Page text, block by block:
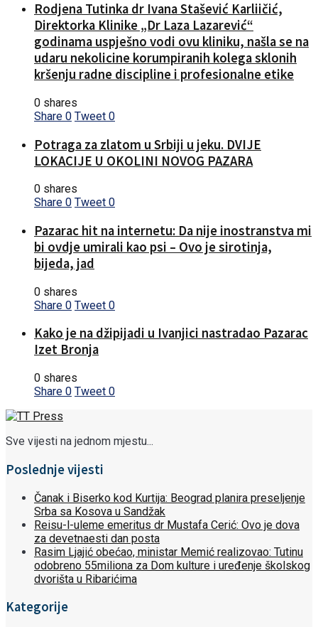
Rodjena Tutinka dr Ivana Stašević Karliičić,
Direktorka Klinike „Dr Laza Lazarević“
godinama uspješno vodi ovu kliniku, našla se na
udaru nekolicine korumpiranih kolega sklonih
kršenju radne discipline i profesionalne etike
0 shares
Share 0 Tweet 0
Potraga za zlatom u Srbiji u jeku. DVIJE
LOKACIJE U OKOLINI NOVOG PAZARA
0 shares
Share 0 Tweet 0
Pazarac hit na internetu: Da nije inostranstva mi
bi ovdje umirali kao psi – Ovo je sirotinja,
bijeda, jad
0 shares
Share 0 Tweet 0
Kako je na džipijadi u Ivanjici nastradao Pazarac
Izet Bronja
0 shares
Share 0 Tweet 0
Sve vijesti na jednom mjestu...
Poslednje vijesti
Čanak i Biserko kod Kurtija: Beograd planira preseljenje
Srba sa Kosova u Sandžak
Reisu-l-uleme emeritus dr Mustafa Cerić: Ovo je dova
za devetnaesti dan posta
Rasim Ljajić obećao, ministar Memić realizovao: Tutinu
odobreno 55miliona za Dom kulture i uređenje školskog
dvorišta u Ribarićima
Kategorije